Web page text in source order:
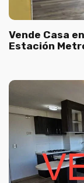
Vende Casa
Estación